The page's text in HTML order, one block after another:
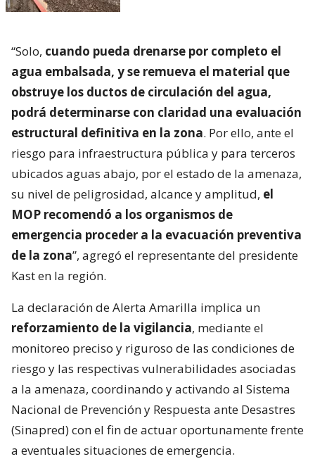
“Solo, cuando pueda drenarse por completo el
agua embalsada, y se remueva el material que
obstruye los ductos de circulación del agua,
podrá determinarse con claridad una evaluación
estructural definitiva en la zona. Por ello, ante el
riesgo para infraestructura pública y para terceros
ubicados aguas abajo, por el estado de la amenaza,
su nivel de peligrosidad, alcance y amplitud, el
MOP recomendó a los organismos de
emergencia proceder a la evacuación preventiva
de la zona”, agregó el representante del presidente
Kast en la región.
La declaración de Alerta Amarilla implica un
reforzamiento de la vigilancia, mediante el
monitoreo preciso y riguroso de las condiciones de
riesgo y las respectivas vulnerabilidades asociadas
a la amenaza, coordinando y activando al Sistema
Nacional de Prevención y Respuesta ante Desastres
(Sinapred) con el fin de actuar oportunamente frente
a eventuales situaciones de emergencia.